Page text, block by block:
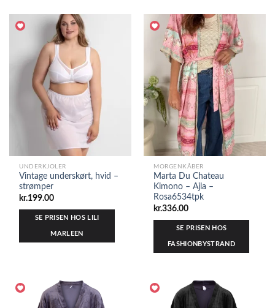
UNDERKJOLER
Vintage underskørt, hvid –
strømper
kr.199.00
SE PRISEN HOS LILI
MARLEEN
MORGENKÅBER
Marta Du Chateau
Kimono – Ajla –
Rosa6534tpk
kr.336.00
SE PRISEN HOS
FASHIONBYSTRAND